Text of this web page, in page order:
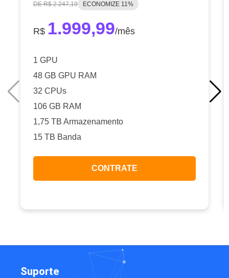
DE R$ 2.247,19 ECONOMIZE 11%
R$ 1.999,99/mês
1 GPU
48 GB GPU RAM
32 CPUs
106 GB RAM
1,75 TB Armazenamento
15 TB Banda
CONTRATE
Suporte